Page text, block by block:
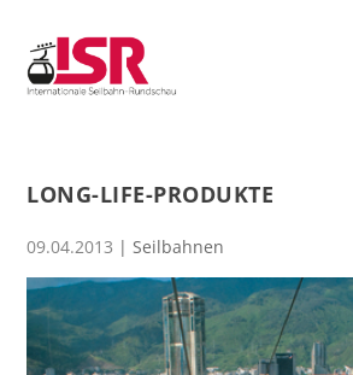
LONG-LIFE-PRODUKTE
09.04.2013 |Seilbahnen